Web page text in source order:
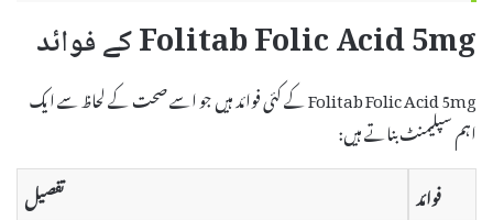
Folitab Folic Acid 5mg کے فوائد
Folitab Folic Acid 5mg کے کئی فوائد ہیں جو اسے صحت کے لحاظ سے ایک
اہم سپلیمنٹ بناتے ہیں:
فوائد
تفصیل